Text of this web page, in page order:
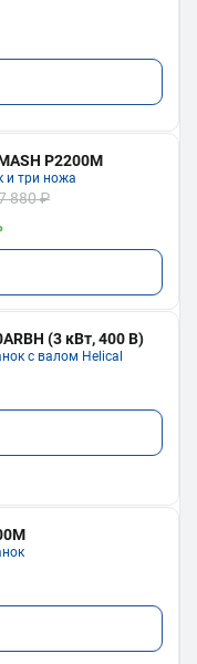
P2200M
и три ножа
880 ₽
(3 кВт, 400 В)
с валом Helical